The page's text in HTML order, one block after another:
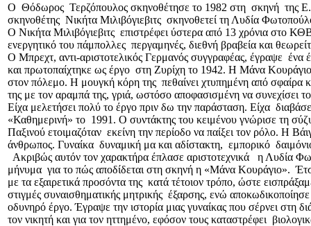
Ο Θόδωρος Τερζόπουλος σκηνοθέτησε το 1982 στη σκηνή της
σκηνοθέτης Νικήτα Μιλιβόγιεβιτς σκηνοθετεί τη Λυδία
Ο Νικήτα Μιλιβόγιεβιτς επιστρέφει ύστερα από 13 χρόνια
ενεργητικό του πάμπολλες περγαμηνές, διεθνή βραβεία και
Ο Μπρεχτ, αντι-αριστοτελικός Γερμανός συγγραφέας, έγραψε
και πρωτοπαίχτηκε ως έργο στη Ζυρίχη το 1942. Η Μάνα Κουράγιο
στον πόλεμο. Η μουγκή κόρη της πεθαίνει χτυπημένη από σφαίρα
της με τον αραμπά της, γριά, ωστόσο αποφασισμένη να συνεχίσει
Είχα μελετήσει πολύ το έργο πριν δω την παράσταση. Είχα
«Καθημερινή» το 1991. Ο συντάκτης του κειμένου γνώρισε τη
Παξινού ετοιμαζόταν εκείνη την περίοδο να παίξει τον ρόλο. Η
άνθρωπος. Γυναίκα δυναμική μα και αδίστακτη, εμπορικό
Ακριβώς αυτόν τον χαρακτήρα έπλασε αριστοτεχνικά η Λυδία
μήνυμα για το πώς αποδίδεται στη σκηνή η «Μάνα Κουράγιο».
με τα εξαιρετικά προσόντα της κατά τέτοιον τρόπο, ώστε
στιγμές συναισθηματικής μητρικής έξαρσης, ενώ
οδυνηρό έργο. Έγραψε την ιστορία μιας γυναίκας που σέρνει στη
τον νικητή και για τον ηττημένο, εφόσον τους καταστρέφει